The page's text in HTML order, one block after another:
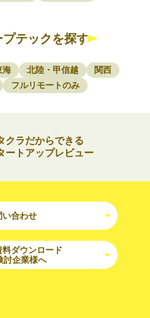
テックを探す
海 北陸・甲信越
関西
フルリモートのみ
クラだからできる
ートアップレビュー
い合わせ
ダウンロード
討企業様へ